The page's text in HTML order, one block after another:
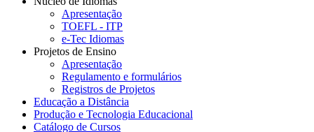
Apresentação
TOEFL - ITP
e-Tec Idiomas
Projetos de Ensino
Apresentação
Regulamento e formulários
Registros de Projetos
Educação a Distância
Produção e Tecnologia Educacional
Catálogo de Cursos